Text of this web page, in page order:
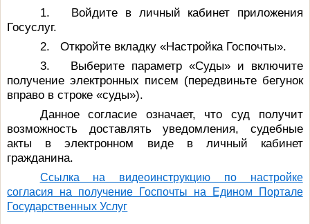
1. Войдите в личный кабинет приложения
Госуслуг.
2. Откройте вкладку «Настройка Госпочты».
3. Выберите параметр «Суды» и включите
получение электронных писем (передвиньте бегунок
вправо в строке «суды»).
Данное согласие означает, что суд получит
возможность доставлять уведомления, судебные
акты в электронном виде в личный кабинет
гражданина.
Ссылка на видеоинструкцию по настройке
согласия на получение Госпочты на Едином Портале
Государственных Услуг